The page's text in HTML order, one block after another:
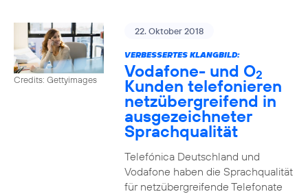
Credits: Gettyimages
22. Oktober 2018
VERBESSERTES KLANGBILD:
Vodafone- und O2
Kunden telefonieren
netzübergreifend in
ausgezeichneter
Sprachqualität
Telefónica Deutschland und
Vodafone haben die Sprachqualität
für netzübergreifende Telefonate